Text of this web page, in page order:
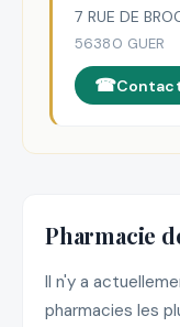
7 RUE DE
56380 GUER
Pharmacie
Il n'y a
pharmacies les